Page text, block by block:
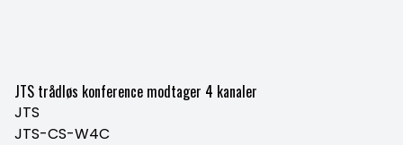
JTS trådløs konference modtager 4 kanaler
JTS
JTS-CS-W4C